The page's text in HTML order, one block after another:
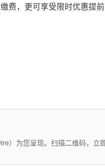
费，更可享受限时优惠提
）为您呈现。扫描二维码，立即